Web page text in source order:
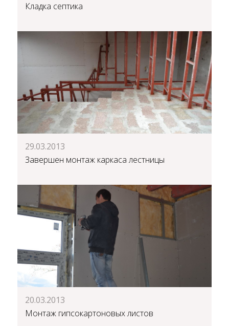
Кладка септика
29.03.2013
Завершен монтаж каркаса лестницы
20.03.2013
Монтаж гипсокартоновых листов